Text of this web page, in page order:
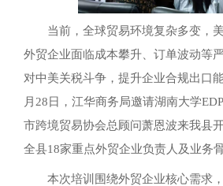
当前，全球贸易环境复杂多变，
外贸企业面临成本攀升、订单波动等
对中美关税斗争，提升企业合规出口
月28日，江华商务局邀请湖南大学
市跨境贸易协会总顾问萧恩波来我县
全县18家重点外贸企业负责人及业务
本次培训围绕外贸企业核心需求